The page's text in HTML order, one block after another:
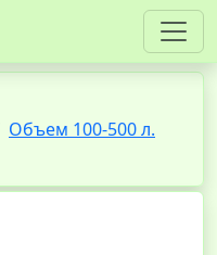
Объем 100-500 л.